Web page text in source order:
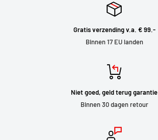
Gratis verzending v.a. € 99.-
Binnen 17 EU landen
Niet goed, geld terug garantie
Binnen 30 dagen retour